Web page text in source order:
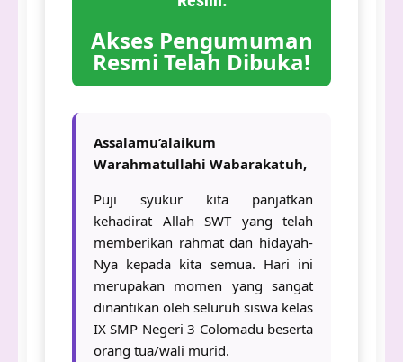
Akses Pengumuman
Resmi Telah Dibuka!
Assalamu’alaikum
Warahmatullahi Wabarakatuh,
Puji syukur kita panjatkan
kehadirat Allah SWT yang telah
memberikan rahmat dan hidayah-
Nya kepada kita semua. Hari ini
merupakan momen yang sangat
dinantikan oleh seluruh siswa kelas
IX SMP Negeri 3 Colomadu beserta
orang tua/wali murid.